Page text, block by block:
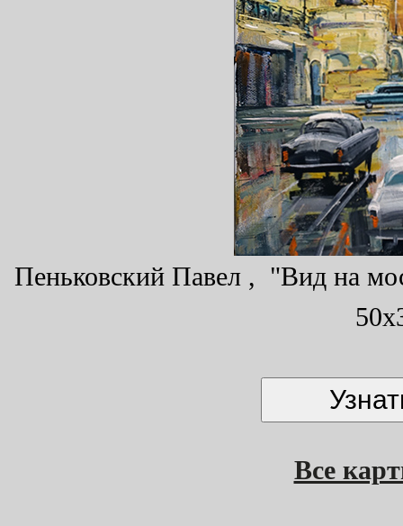
Пеньковский Павел , "Вид на
Все